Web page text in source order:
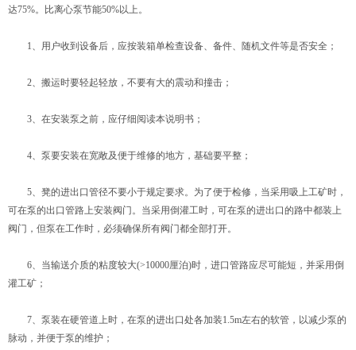
达75%。比离心泵节能50%以上。
1、用户收到设备后，应按装箱单检查设备、备件、随机文件等是否安全；
2、搬运时要轻起轻放，不要有大的震动和撞击；
3、在安装泵之前，应仔细阅读本说明书；
4、泵要安装在宽敞及便于维修的地方，基础要平整；
5、凳的进出口管径不要小于规定要求。为了便于检修，当采用吸上工矿时，
可在泵的出口管路上安装阀门。当采用倒灌工时，可在泵的进出口的路中都装上
阀门，但泵在工作时，必须确保所有阀门都全部打开。
6、当输送介质的粘度较大(>10000厘泊)时，进口管路应尽可能短，并采用倒
灌工矿；
7、泵装在硬管道上时，在泵的进出口处各加装1.5m左右的软管，以减少泵的
脉动，并便于泵的维护；